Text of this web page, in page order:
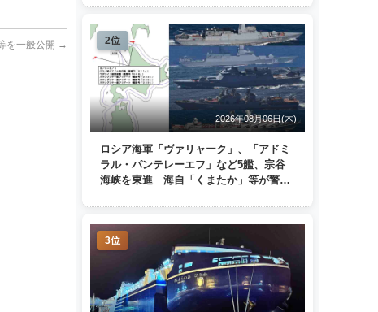
を一般公開 → 2位
2026年08月06日(木)
ロシア海軍「ヴァリャーク」、「アドミ
ラル・パンテレーエフ」など5艦、宗谷
海峡を東進 海自「くまたか」等が警戒
3位